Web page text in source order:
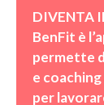
BenFit è
permette
e
per